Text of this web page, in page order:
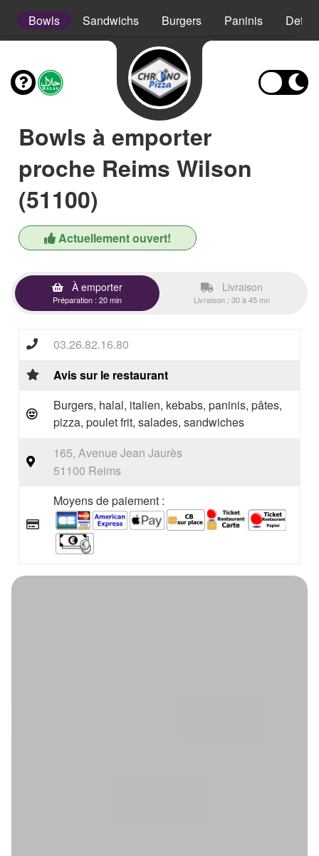
Bowls Sandwichs Burgers Paninis
Bowls à emporter
proche Reims Wilson
(51100)
Actuellement ouvert!
À emporter
Préparation : 20 min
Livraison
Livraison : 30 à 45 mn
03.26.82.16.80
Avis sur le restaurant
Burgers, halal, italien, kebabs, paninis, pâtes,
pizza, poulet frit, salades, sandwiches
165, Avenue Jean Jaurès
51100 Reims
Moyens de paiement :